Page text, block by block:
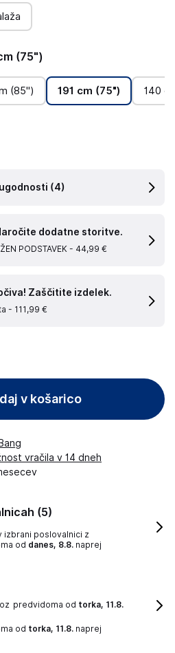
(75")
(85") 191 cm (75") 140
(4)
dodatne storitve.
PODSTAVEK - 44,99 €
Zaščitite izdelek.
- 111,99 €
v košarico
vračila v 14 dneh
(5)
izbrani poslovalnici z
od danes, 8.8. naprej
predvidoma od torka, 11.8.
od torka, 11.8. naprej